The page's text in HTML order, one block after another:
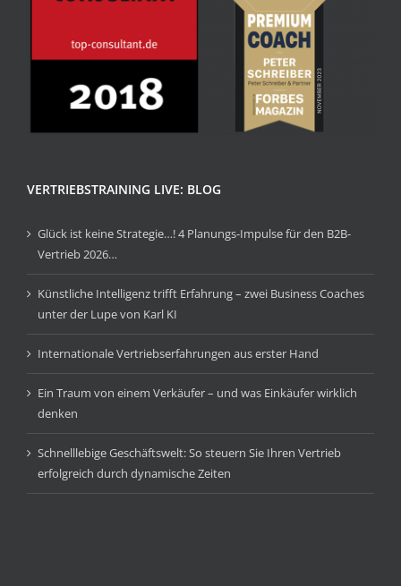
VERTRIEBSTRAINING LIVE: BLOG
Glück ist keine Strategie…! 4 Planungs-Impulse für den B2B-
Vertrieb 2026…
Künstliche Intelligenz trifft Erfahrung – zwei Business Coaches
unter der Lupe von Karl KI
Internationale Vertriebserfahrungen aus erster Hand
Ein Traum von einem Verkäufer – und was Einkäufer wirklich
denken
Schnelllebige Geschäftswelt: So steuern Sie Ihren Vertrieb
erfolgreich durch dynamische Zeiten